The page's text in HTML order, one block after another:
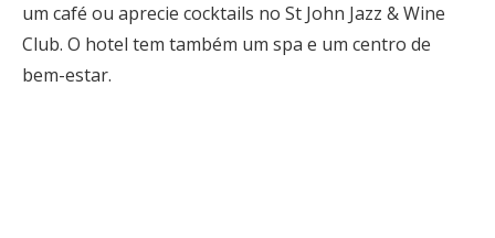
um café ou aprecie cocktails no St John Jazz & Wine
Club. O hotel tem também um spa e um centro de
bem-estar.